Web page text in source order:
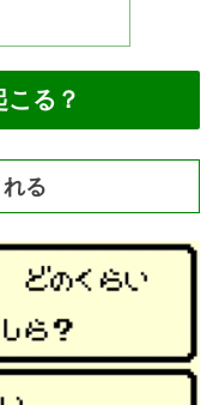
る？
る